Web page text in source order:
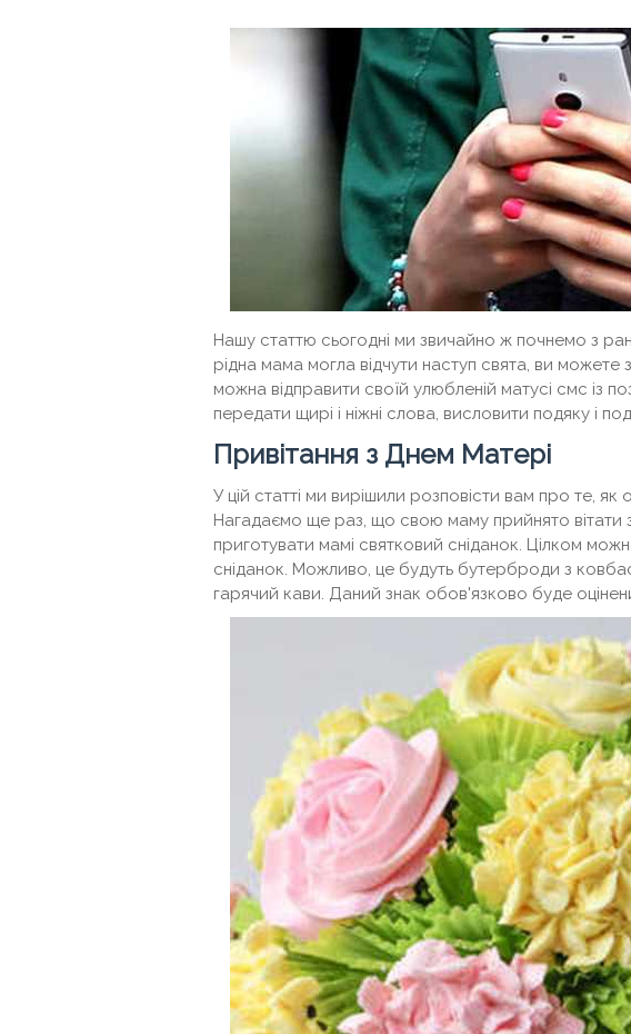
Нашу статтю сьогодні ми звичайно ж почнемо з
рідна мама могла відчути наступ свята, ви можете з
можна відправити своїй улюбленій матусі смс із
передати щирі і ніжні слова, висловити подяку і
Привітання з Днем Матері
У цій статті ми вирішили розповісти вам про те, як
Нагадаємо ще раз, що свою маму прийнято вітати
приготувати мамі святковий сніданок. Цілком
сніданок. Можливо, це будуть бутерброди з
гарячий кави. Даний знак обов'язково буде